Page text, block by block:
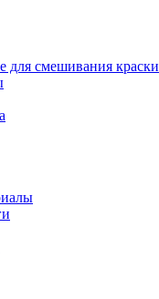
для смешивания краски